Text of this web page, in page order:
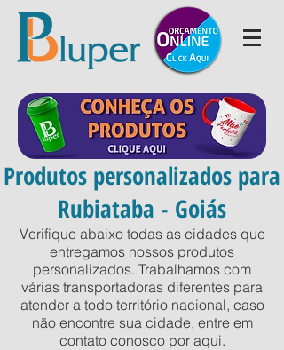
Produtos personalizados para
Rubiataba - Goiás
Verifique abaixo todas as cidades que
entregamos nossos produtos
personalizados. Trabalhamos com
várias transportadoras diferentes para
atender a todo território nacional, caso
não encontre sua cidade, entre em
contato conosco por aqui.